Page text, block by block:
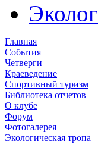
Главная
События
Четверги
Краеведение
Спортивный туризм
Библиотека отчетов
О клубе
Форум
Фотогалерея
Экологическая тропа